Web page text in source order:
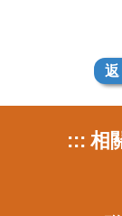
::: 相